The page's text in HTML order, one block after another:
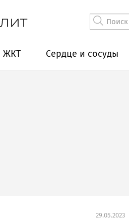
ЖКТ Сердце и сосуды
29.05.2023